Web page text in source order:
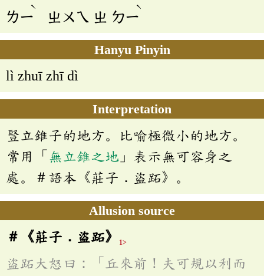
ㄌㄧ
ˋ
ㄓㄨㄟ ㄓ ㄉㄧ
ˋ
Hanyu Pinyin
lì zhuī zhī dì
Interpretation
豎立錐子的地方。比喻極微小的地方。
常用「 無立錐之地 」表示無可容身之
處。＃語本《莊子．盜跖》。
Allusion source
＃《莊子．盜跖》 1>
盜跖大怒曰：「丘來前！夫可規以利而